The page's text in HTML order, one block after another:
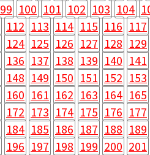
99 100 101 102 103 104
112 113 114 115 116 117
124 125 126 127 128 129
136 137 138 139 140 141
148 149 150 151 152 153
160 161 162 163 164 165
172 173 174 175 176 177
184 185 186 187 188 189
196 197 198 199 200 201